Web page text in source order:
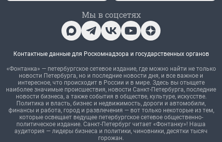
Мы в соцсетях
Контактные данные для Роскомнадзора и государственных органов
«Фонтанка» — петербургское сетевое издание, где можно найти не только
новости Петербурга, но и последние новости дня, и все важное и
интересное, что происходит в России и в мире. Здесь вы отыщете
наиболее значимые происшествия, новости Санкт-Петербурга, последние
новости бизнеса, а также события в обществе, культуре, искусстве.
Политика и власть, бизнес и недвижимость, дороги и автомобили,
финансы и работа, город и развлечения — вот только некоторые из тем,
которые освещает ведущее петербургское сетевое общественно-
политическое издание. Санкт-Петербург читает «Фонтанку»! Наша
аудитория — лидеры бизнеса и политики, чиновники, десятки тысяч
горожан.